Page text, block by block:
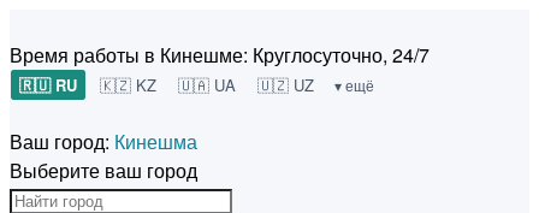
Время работы в Кинешме: Круглосуточно, 24/7
🇷🇺 RU 🇰🇿 KZ 🇺🇦 UA 🇺🇿 UZ ▾ ещё
Ваш город: Кинешма
Выберите ваш город